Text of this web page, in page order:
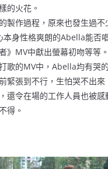
的火花。
製作過程，原來也發生過不
本身性格爽朗的Abella能否
》MV中獻出螢幕初吻等等
歌的MV中，Abella均有哭
緊張到不行，生怕哭不出來
還令在場的工作人員也被感
得。